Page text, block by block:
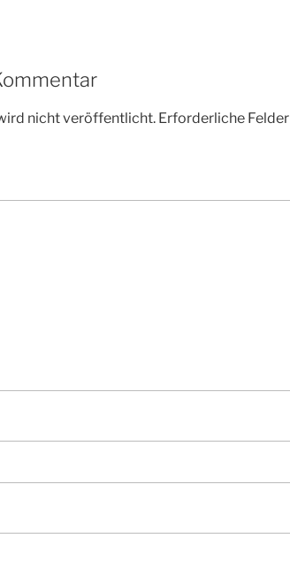
nicht veröffentlicht. Erforderliche Felder